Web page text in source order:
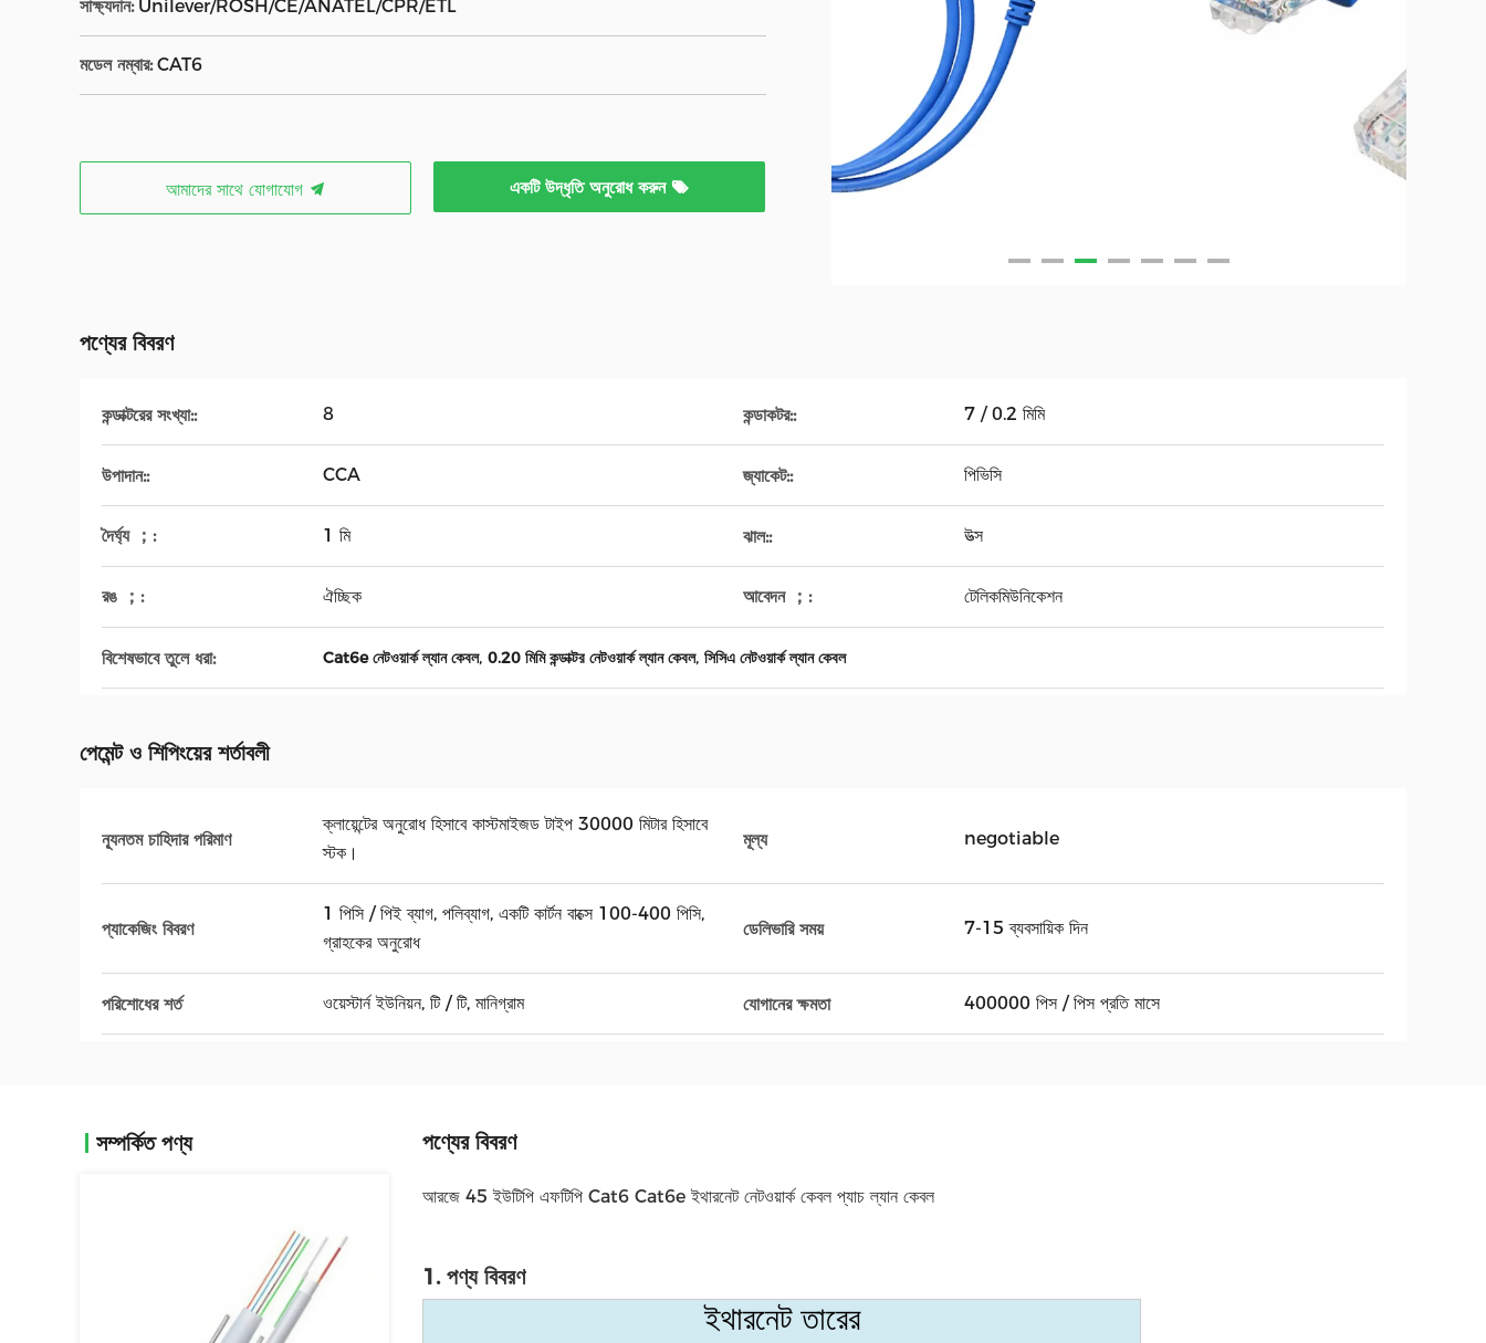
সাক্ষ্যদান: Unilever/ROSH/CE/ANATEL/CPR/ETL
মডেল নম্বার: CAT6
আমাদের সাথে যোগাযোগ একটি উদ্ধৃতি অনুরোধ করুন
পণ্যের বিবরণ
কন্ডাক্টরের সংখ্যা:: 8 কন্ডাকটর:: 7 / 0.2 মিমি
উপাদান:: CCA জ্যাকেট:: পিভিসি
দৈর্ঘ্য ；: 1 মি ঝাল:: উত্স
রঙ ；: ঐচ্ছিক আবেদন ；: টেলিকমিউনিকেশন
বিশেষভাবে তুলে ধরা: Cat6e নেটওয়ার্ক ল্যান কেবল, 0.20 মিমি কন্ডাক্টর নেটওয়ার্ক ল্যান কেবল, সিসিএ নেটওয়ার্ক ল্যান কেবল
পেমেন্ট ও শিপিংয়ের শর্তাবলী
ন্যূনতম চাহিদার পরিমাণ
ক্লায়েন্টের অনুরোধ হিসাবে কাস্টমাইজড টাইপ 30000 মিটার হিসাবে
স্টক।
মূল্য negotiable
প্যাকেজিং বিবরণ
1 পিসি / পিই ব্যাগ, পলিব্যাগ, একটি কার্টন বাক্সে 100-400 পিসি,
গ্রাহকের অনুরোধ
ডেলিভারি সময় 7-15 ব্যবসায়িক দিন
পরিশোধের শর্ত ওয়েস্টার্ন ইউনিয়ন, টি / টি, মানিগ্রাম যোগানের ক্ষমতা 400000 পিস / পিস প্রতি মাসে
সম্পর্কিত পণ্য পণ্যের বিবরণ
আরজে 45 ইউটিপি এফটিপি Cat6 Cat6e ইথারনেট নেটওয়ার্ক কেবল প্যাচ ল্যান কেবল
1. পণ্য বিবরণ
ইথারনেট তারের